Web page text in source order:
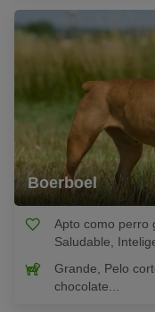
Boerboel
Apto como perro
Saludable,
Grande, Pelo
chocolate...